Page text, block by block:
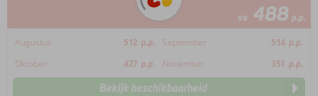
va 488 p.p.
Augustus 512 p.p. September 514 p.p.
Oktober
427 p.p. November 351 p.p.
Bekijk beschikbaarheid